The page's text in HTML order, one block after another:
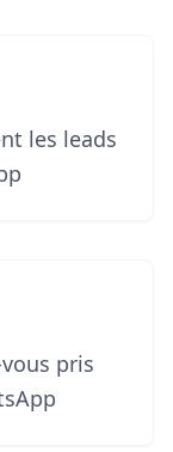
les leads
pris